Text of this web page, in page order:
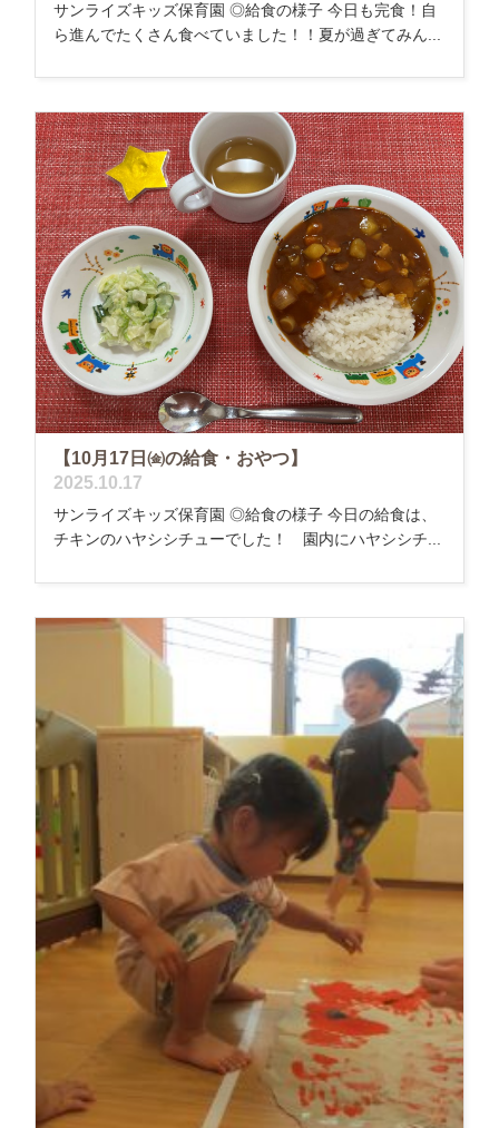
サンライズキッズ保育園 ◎給食の様子 今日も完食！自
ら進んでたくさん食べていました！！夏が過ぎてみん...
【10月17日㈮の給食・おやつ】
2025.10.17
サンライズキッズ保育園 ◎給食の様子 今日の給食は、
チキンのハヤシシチューでした！ 園内にハヤシシチ...